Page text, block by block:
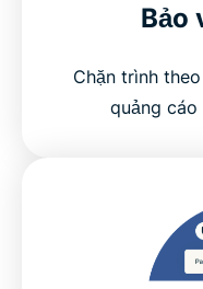
Bảo
Chặn trình
quảng cáo